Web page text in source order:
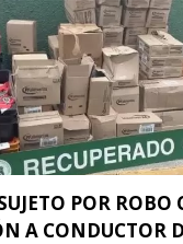
POR ROBO
A CONDUCTOR